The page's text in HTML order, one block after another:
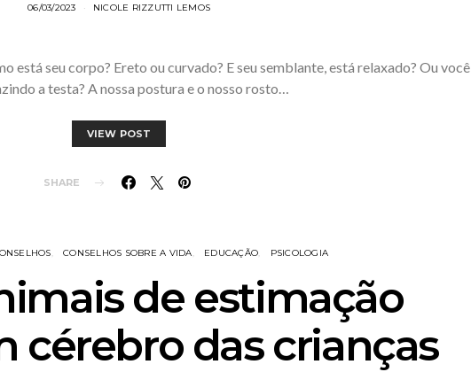
06/03/2023 NICOLE RIZZUTTI LEMOS
está seu corpo? Ereto ou curvado? E seu semblante, está relaxado? Ou você
a testa? A nossa postura e o nosso rosto…
VIEW POST
SHARE
CONSELHOS SOBRE A VIDA EDUCAÇÃO PSICOLOGIA
de estimação
cérebro das crianças